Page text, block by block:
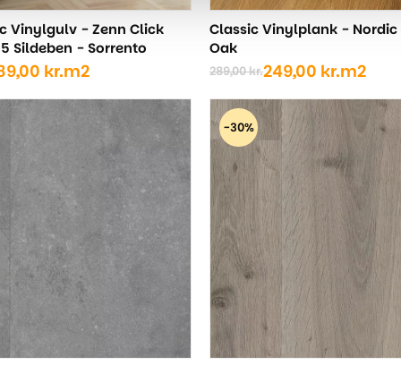
Vinylgulv - Zenn Click
Sildeben - Sorrento
kr.m2
Classic Vinylplank - Nordic
Oak
289,00kr.
Den
oprindelige
pris
var:
289,00 kr..
249,00 kr.
Den
aktuelle
pris
er:
249,00 kr..
m2
-30%